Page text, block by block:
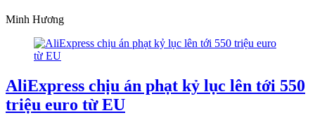
Minh Hương
AliExpress chịu án phạt kỷ lục lên tới 550
triệu euro từ EU